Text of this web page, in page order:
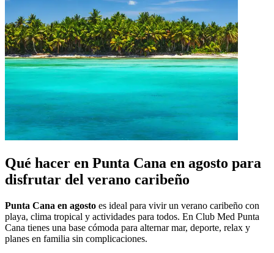
Qué hacer en Punta Cana en agosto para
disfrutar del verano caribeño
Punta Cana en agosto es ideal para vivir un verano caribeño con
playa, clima tropical y actividades para todos. En Club Med Punta
Cana tienes una base cómoda para alternar mar, deporte, relax y
planes en familia sin complicaciones.